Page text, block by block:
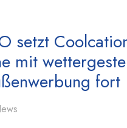
setzt
mit
fort